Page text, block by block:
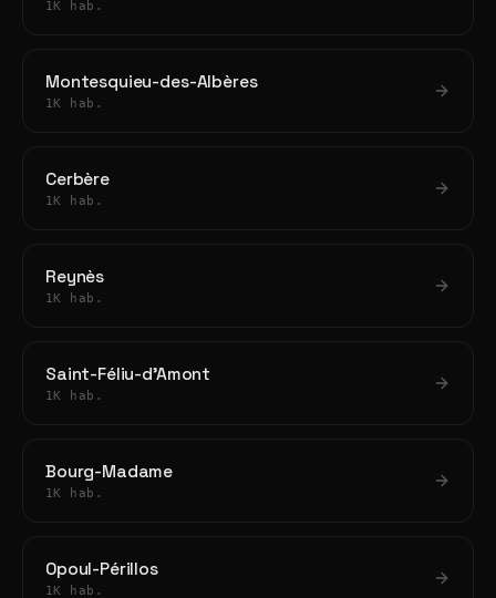
1K hab.
Montesquieu-des-Albères
1K hab.
Cerbère
1K hab.
Reynès
1K hab.
Saint-Féliu-d'Amont
1K hab.
Bourg-Madame
1K hab.
Opoul-Périllos
1K hab.